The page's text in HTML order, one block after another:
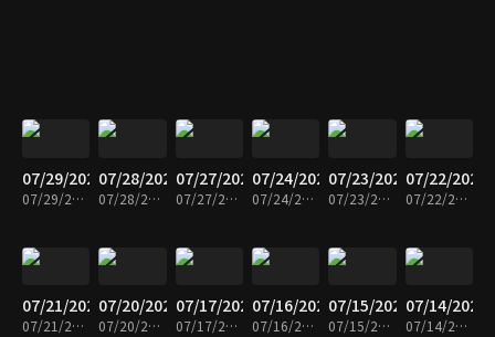
07/29/2026
07/29/2026 • 10분
07/28/2026
07/28/2026 • 10분
07/27/2026
07/27/2026 • 10분
07/24/2026
07/24/2026 • 10분
07/23/2026
07/23/2026 • 10분
07/22/2026
07/22/2026 • 10분
07/21/2026
07/21/2026 • 10분
07/20/2026
07/20/2026 • 10분
07/17/2026
07/17/2026 • 10분
07/16/2026
07/16/2026 • 10분
07/15/2026
07/15/2026 • 10분
07/14/2026
07/14/2026 • 10분